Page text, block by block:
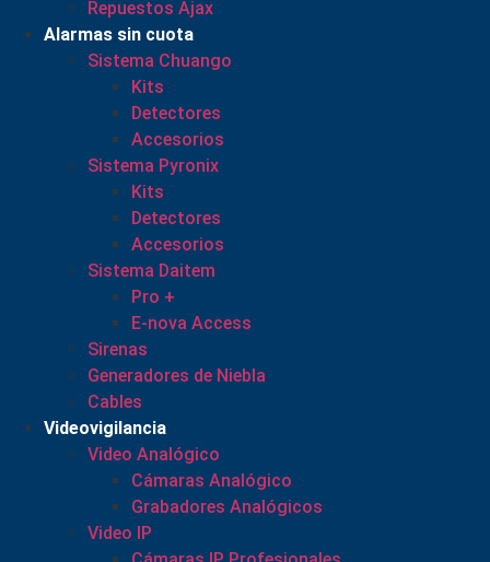
Repuestos Ajax
Alarmas sin cuota
Sistema Chuango
Kits
Detectores
Accesorios
Sistema Pyronix
Kits
Detectores
Accesorios
Sistema Daitem
Pro +
E-nova Access
Sirenas
Generadores de Niebla
Cables
Videovigilancia
Video Analógico
Cámaras Analógico
Grabadores Analógicos
Video IP